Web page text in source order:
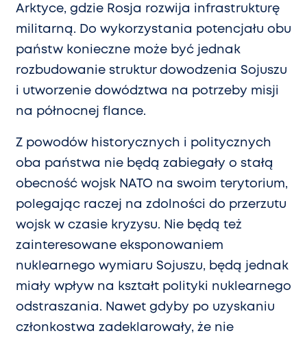
Arktyce, gdzie Rosja rozwija infrastrukturę
militarną. Do wykorzystania potencjału obu
państw konieczne może być jednak
rozbudowanie struktur dowodzenia Sojuszu
i utworzenie dowództwa na potrzeby misji
na północnej flance.
Z powodów historycznych i politycznych
oba państwa nie będą zabiegały o stałą
obecność wojsk NATO na swoim terytorium,
polegając raczej na zdolności do przerzutu
wojsk w czasie kryzysu. Nie będą też
zainteresowane eksponowaniem
nuklearnego wymiaru Sojuszu, będą jednak
miały wpływ na kształt polityki nuklearnego
odstraszania. Nawet gdyby po uzyskaniu
członkostwa zadeklarowały, że nie